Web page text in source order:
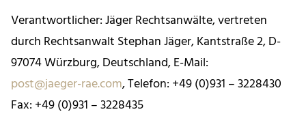
Verantwortlicher: Jäger Rechtsanwälte, vertreten
durch Rechtsanwalt Stephan Jäger, Kantstraße 2, D-
97074 Würzburg, Deutschland, E-Mail:
post@jaeger-rae.com, Telefon: +49 (0)931 – 3228430
Fax: +49 (0)931 – 3228435